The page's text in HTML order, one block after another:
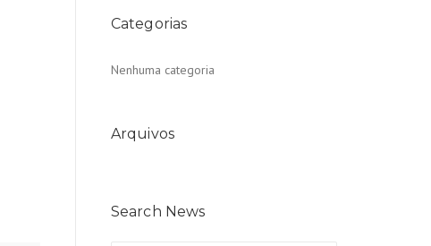
Categorias
Nenhuma categoria
Arquivos
Search News